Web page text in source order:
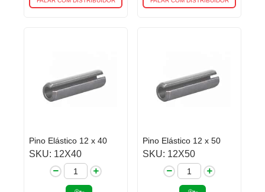
Pino Elástico 12 x 40
SKU: 12X40
Pino Elástico 12 x 50
SKU: 12X50